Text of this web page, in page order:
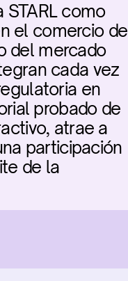
como
el comercio de
del mercado
cada vez
en
probado de
atrae a
participación
de la